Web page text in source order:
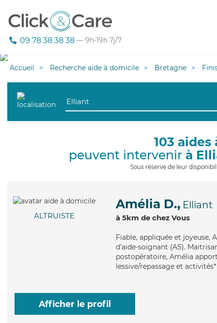
09 78 38 38 38 — 9h-19h 7j/7
Accueil Recherche aide à domicile Bretagne
103
peuvent intervenir à
Sous réserve de leur
ALTRUISTE
Amélia D., Elliant
à 5km de chez Vous
Fiable, appliquée et joyeuse,
d'aide-soignant (AS).
postopératoire, Amélia
lessive/repassage et activités*
Afficher le profil